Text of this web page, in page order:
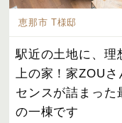
恵那市 T様邸
駅近の土地に、理
上の家！家ZOUさ
センスが詰まった
の一棟です